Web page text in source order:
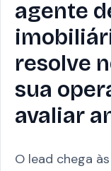
agente
resolve
sua
avaliar
O lead chega